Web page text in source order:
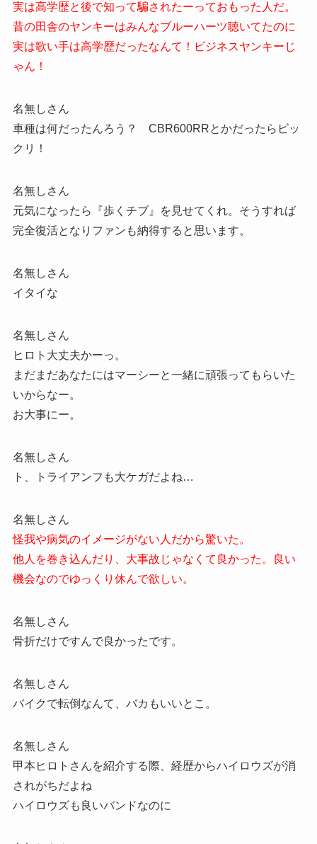
実は高学歴と後で知って騙されたーっておもった人だ。
昔の田舎のヤンキーはみんなブルーハーツ聴いてたのに
実は歌い手は高学歴だったなんて！ビジネスヤンキーじ
ゃん！
名無しさん
車種は何だったんろう？ CBR600RRとかだったらビッ
クリ！
名無しさん
元気になったら『歩くチブ』を見せてくれ。そうすれば
完全復活となりファンも納得すると思います。
名無しさん
イタイな
名無しさん
ヒロト大丈夫かーっ。
まだまだあなたにはマーシーと一緒に頑張ってもらいた
いからなー。
お大事にー。
名無しさん
ト、トライアンフも大ケガだよね…
名無しさん
怪我や病気のイメージがない人だから驚いた。
他人を巻き込んだり、大事故じゃなくて良かった。良い
機会なのでゆっくり休んで欲しい。
名無しさん
骨折だけですんで良かったです。
名無しさん
バイクで転倒なんて、バカもいいとこ。
名無しさん
甲本ヒロトさんを紹介する際、経歴からハイロウズが消
されがちだよね
ハイロウズも良いバンドなのに